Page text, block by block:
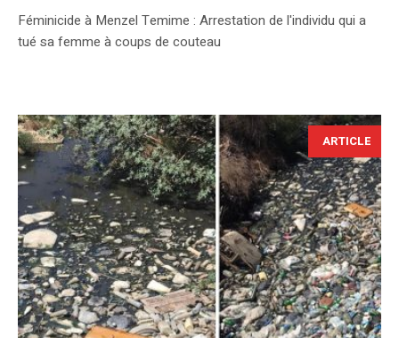
Féminicide à Menzel Temime : Arrestation de l'individu qui a
tué sa femme à coups de couteau
ARTICLE